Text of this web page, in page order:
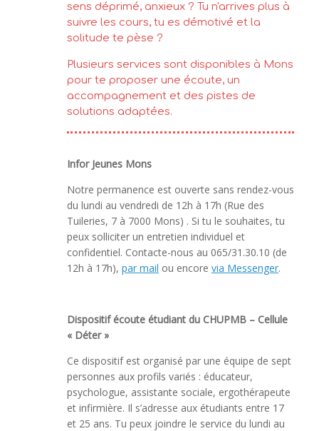
sens déprimé, anxieux ? Tu n'arrives plus à
suivre les cours, tu es démotivé et la
solitude te pèse ?
Plusieurs services sont disponibles à Mons
pour te proposer une écoute, un
accompagnement et des pistes de
solutions adaptées.
Infor Jeunes Mons
Notre permanence est ouverte sans rendez-vous
du lundi au vendredi de 12h à 17h (Rue des
Tuileries, 7 à 7000 Mons) . Si tu le souhaites, tu
peux solliciter un entretien individuel et
confidentiel. Contacte-nous au 065/31.30.10 (de
12h à 17h), par mail ou encore via Messenger.
Dispositif écoute étudiant du CHUPMB – Cellule
« Déter »
Ce dispositif est organisé par une équipe de sept
personnes aux profils variés : éducateur,
psychologue, assistante sociale, ergothérapeute
et infirmière. Il s’adresse aux étudiants entre 17
et 25 ans. Tu peux joindre le service du lundi au